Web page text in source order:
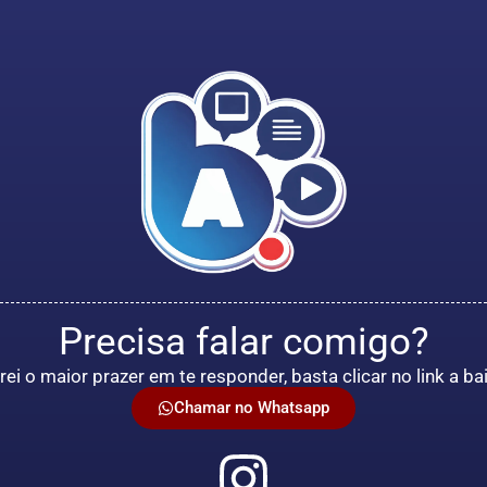
Precisa falar comigo?
o maior prazer em te responder, basta clicar no link a
Chamar no Whatsapp